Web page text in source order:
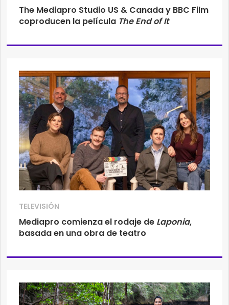
The Mediapro Studio US & Canada y BBC Film
coproducen la película The End of It
TELEVISIÓN
Mediapro comienza el rodaje de Laponia,
basada en una obra de teatro